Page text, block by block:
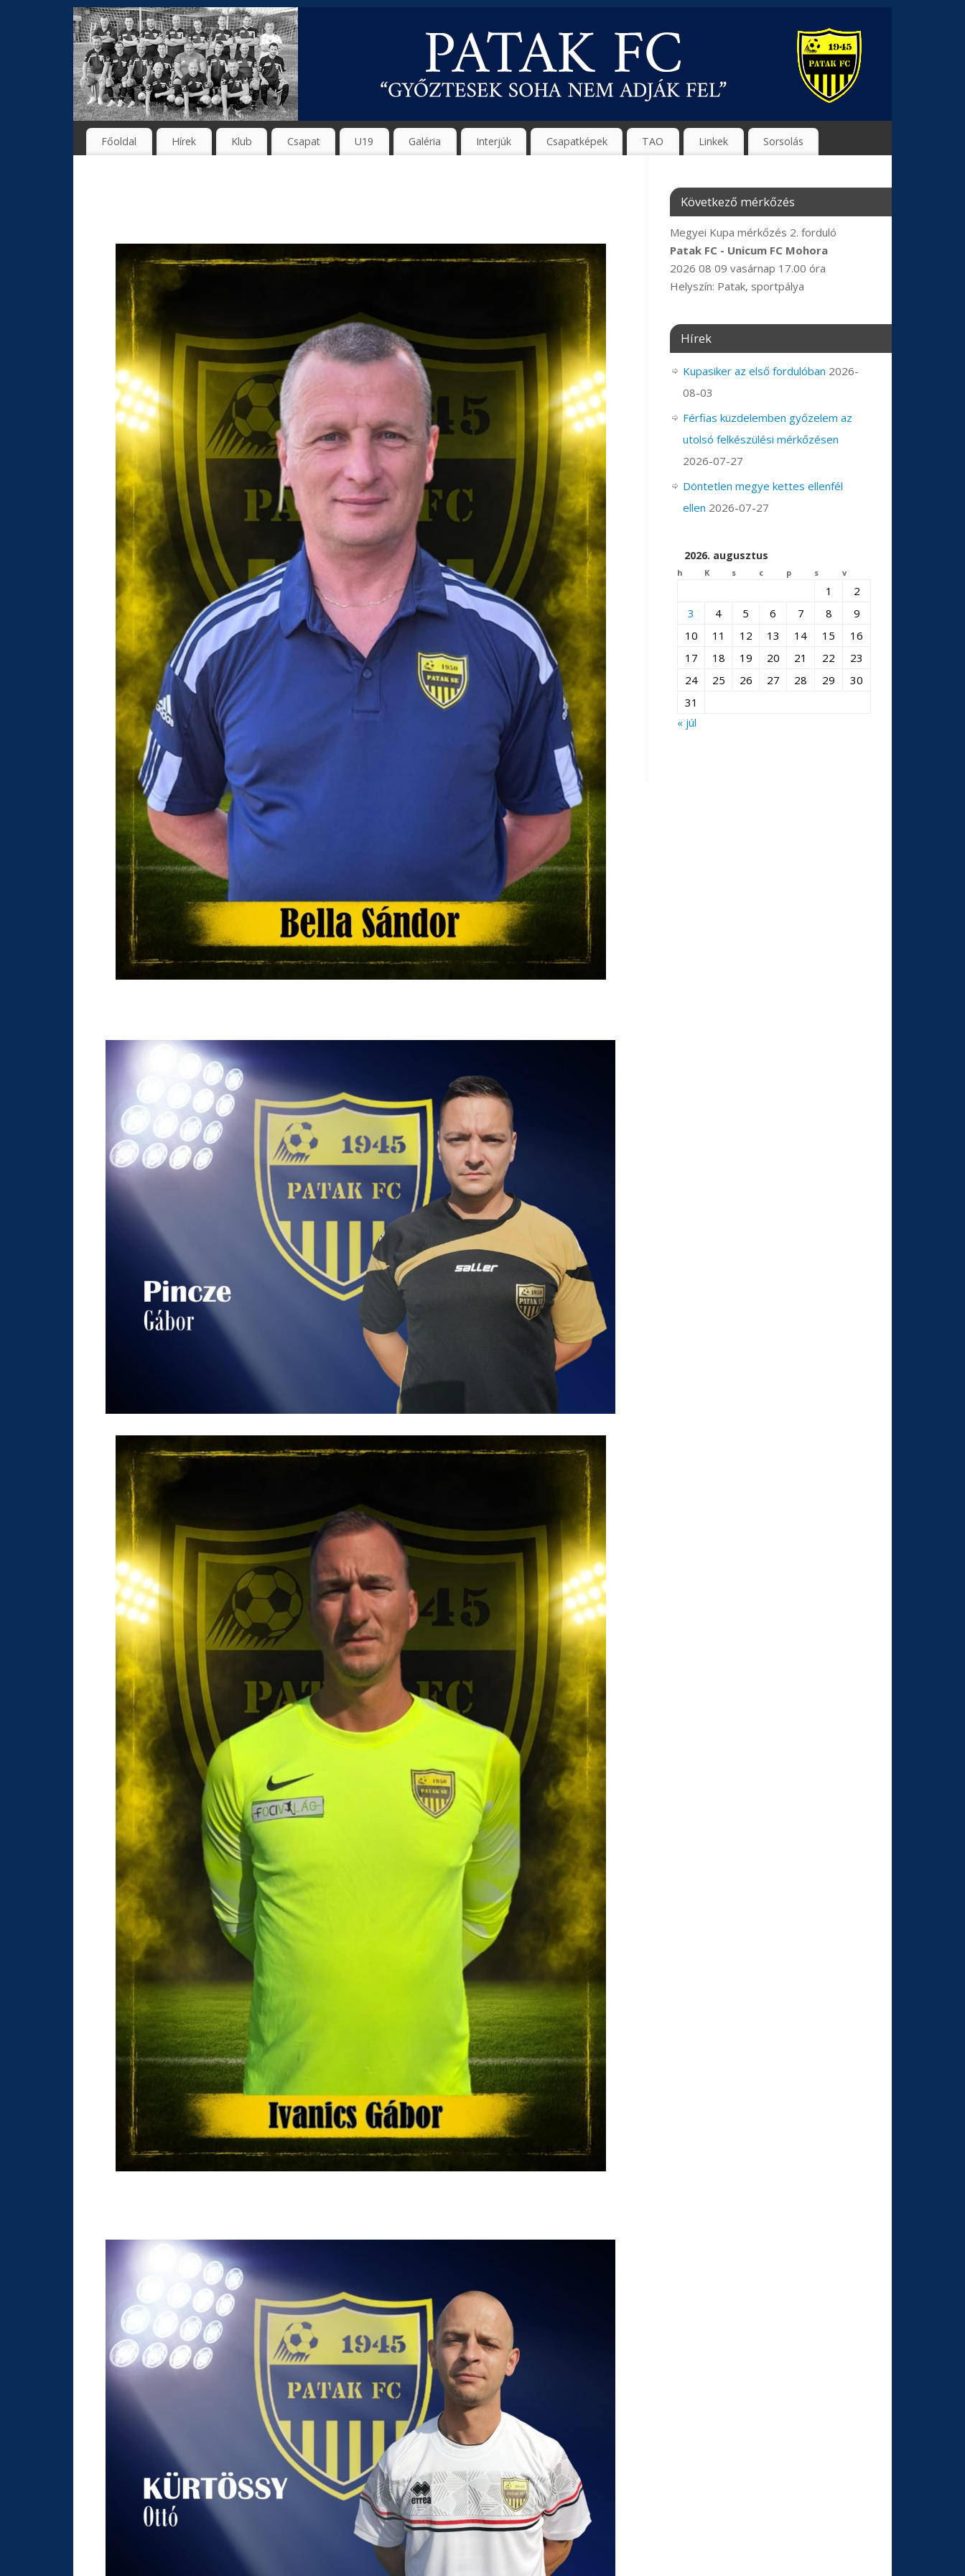
Főoldal Hírek Klub Csapat U19 Galéria Interjúk Csapatképek TAO Linkek Sorsolás
Következő mérkőzés
Megyei Kupa mérkőzés 2. forduló
Patak FC - Unicum FC Mohora
2026 08 09 vasárnap 17.00 óra
Helyszín: Patak, sportpálya
Hírek
Kupasiker az első fordulóban 2026-
08-03
Férfias küzdelemben győzelem az
utolsó felkészülési mérkőzésen
2026-07-27
Döntetlen megye kettes ellenfél
ellen 2026-07-27
2026. augusztus
h K s c p s v
1
2
3
4 5 6 7 8
9
10
11 12 13 14 15
16
17
18 19 20 21 22
23
24
25 26 27 28 29
30
31
« júl